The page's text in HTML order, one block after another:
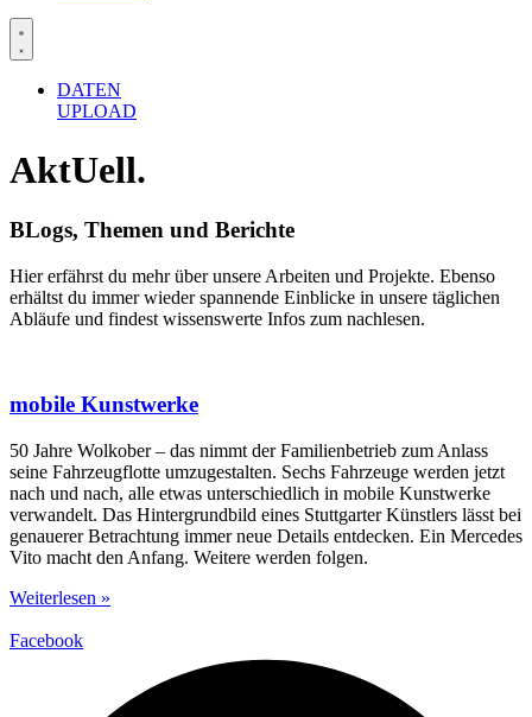
DATEN
UPLOAD
AktUell.
BLogs, Themen und Berichte
Hier erfährst du mehr über unsere Arbeiten und Projekte. Ebenso
erhältst du immer wieder spannende Einblicke in unsere täglichen
Abläufe und findest wissenswerte Infos zum nachlesen.
mobile Kunstwerke
50 Jahre Wolkober – das nimmt der Familienbetrieb zum Anlass
seine Fahrzeugflotte umzugestalten. Sechs Fahrzeuge werden jetzt
nach und nach, alle etwas unterschiedlich in mobile Kunstwerke
verwandelt. Das Hintergrundbild eines Stuttgarter Künstlers lässt bei
genauerer Betrachtung immer neue Details entdecken. Ein Mercedes
Vito macht den Anfang. Weitere werden folgen.
Weiterlesen »
Facebook